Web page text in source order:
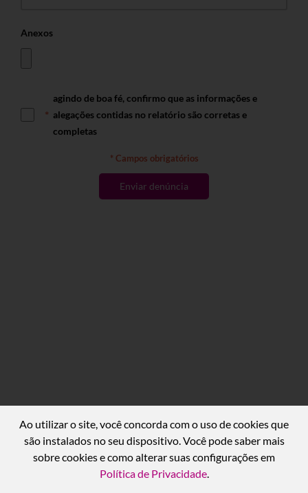
Anexos
agindo de boa fé, confirmo que as informações e
alegações contidas no relatório são corretas e
completas
* Campos obrigatórios
Enviar denúncia
Ao utilizar o site, você concorda com o uso de cookies que
são instalados no seu dispositivo. Você pode saber mais
sobre cookies e como alterar suas configurações em
Política de Privacidade.